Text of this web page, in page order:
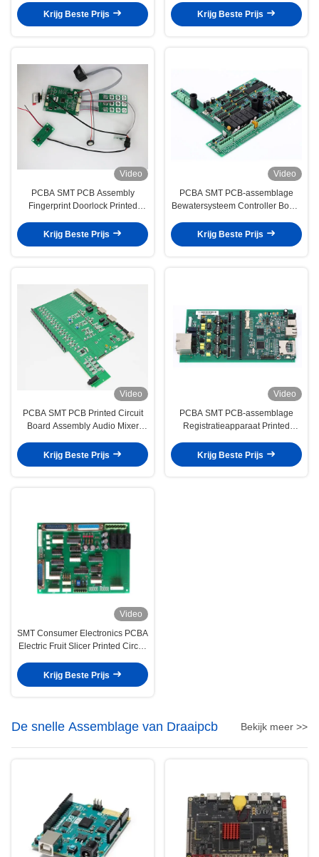
Krijg Beste Prijs
Krijg Beste Prijs
Video
PCBA SMT PCB Assembly
Fingerprint Doorlock Printed
Krijg Beste Prijs
Video
PCBA SMT PCB-assemblage
Bewatersysteem Controller Board
Krijg Beste Prijs
Video
PCBA SMT PCB Printed Circuit
Board Assembly Audio Mixer
Krijg Beste Prijs
Video
PCBA SMT PCB-assemblage
Registratieapparaat Printed
Krijg Beste Prijs
Video
SMT Consumer Electronics PCBA
Electric Fruit Slicer Printed Circuit
Krijg Beste Prijs
De snelle Assemblage van Draaipcb Bekijk meer >>